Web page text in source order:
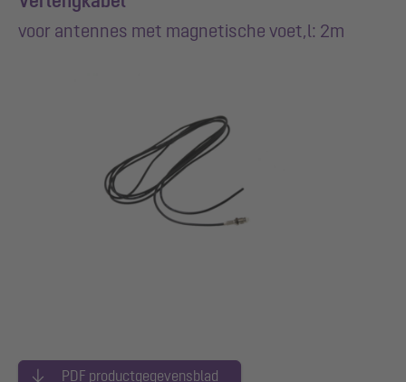
voor antennes met magnetische voet,l: 2m
PDF productgegevensblad